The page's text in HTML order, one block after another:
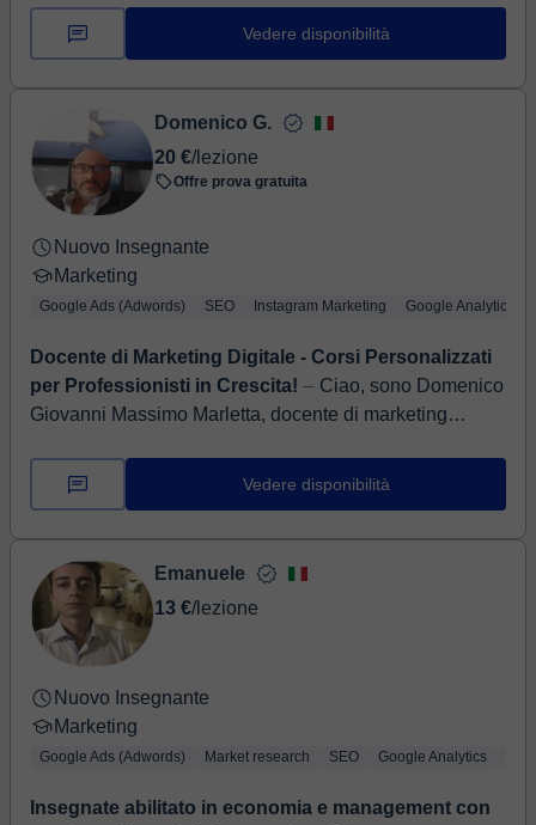
aziende ad acq...
Vedere disponibilità
Domenico G.
20 €/lezione
Offre prova gratuita
Nuovo Insegnante
Marketing
Google Ads (Adwords) SEO Instagram Marketing Google Analytics
Docente di Marketing Digitale - Corsi Personalizzati
per Professionisti in Crescita! ⏤ Ciao, sono Domenico
Giovanni Massimo Marletta, docente di marketing
sulle strategie di SEO e...
Vedere disponibilità
Emanuele
13 €/lezione
Nuovo Insegnante
Marketing
Google Ads (Adwords) Market research SEO Google Analytics
Insegnate abilitato in economia e management con